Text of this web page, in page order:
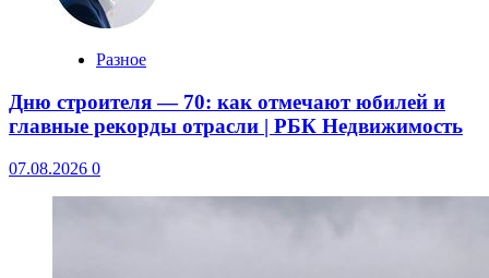
Разное
Дню строителя — 70: как отмечают юбилей и
главные рекорды отрасли | РБК Недвижимость
07.08.2026 0